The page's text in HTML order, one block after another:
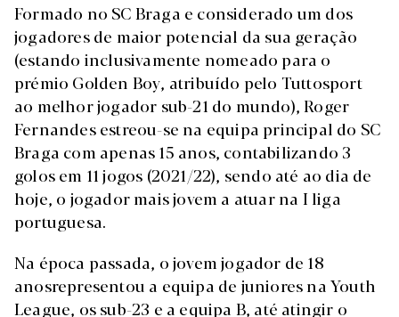
Formado no SC Braga e considerado um dos
jogadores de maior potencial da sua geração
(estando inclusivamente nomeado para o
prémio Golden Boy, atribuído pelo Tuttosport
ao melhor jogador sub-21 do mundo), Roger
Fernandes estreou-se na equipa principal do SC
Braga com apenas 15 anos, contabilizando 3
golos em 11 jogos (2021/22), sendo até ao dia de
hoje, o jogador mais jovem a atuar na I liga
portuguesa.
Na época passada, o jovem jogador de 18
anosrepresentou a equipa de juniores na Youth
League, os sub-23 e a equipa B, até atingir o